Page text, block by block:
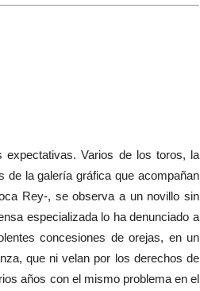
Varios de los toros, la
de la galería gráfica que acompañan
Rey-, se observa a un novillo sin
especializada lo ha denunciado a
concesiones de orejas, en un
que ni velan por los derechos de
años con el mismo problema en el